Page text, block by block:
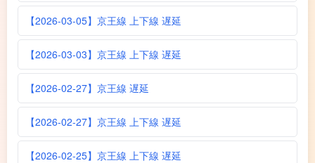
【2026-03-05】京王線 上下線 遅延
【2026-03-03】京王線 上下線 遅延
【2026-02-27】京王線 遅延
【2026-02-27】京王線 上下線 遅延
【2026-02-25】京王線 上下線 遅延